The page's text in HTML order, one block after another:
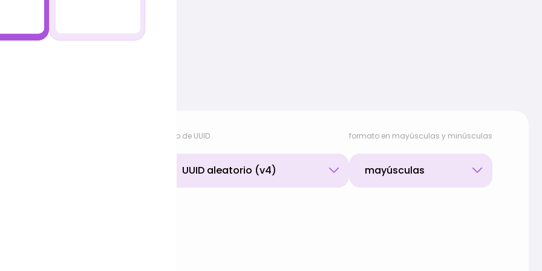
aleatoria
tipo de UUID formato en mayúsculas y minúsculas